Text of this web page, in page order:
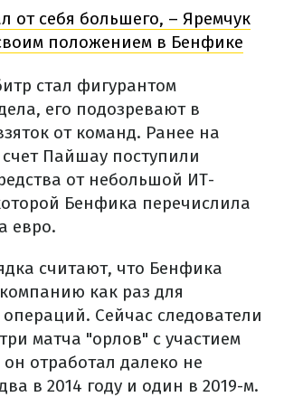
от себя большего, – Яремчук
положением в Бенфике
стал фигурантом
его подозревают в
от команд. Ранее на
Пайшау поступили
от небольшой ИТ-
Бенфика перечислила
евро.
считают, что Бенфика
как раз для
Сейчас следователи
матча "орлов" с участием
отработал далеко не
в 2014 году и один в 2019-м.